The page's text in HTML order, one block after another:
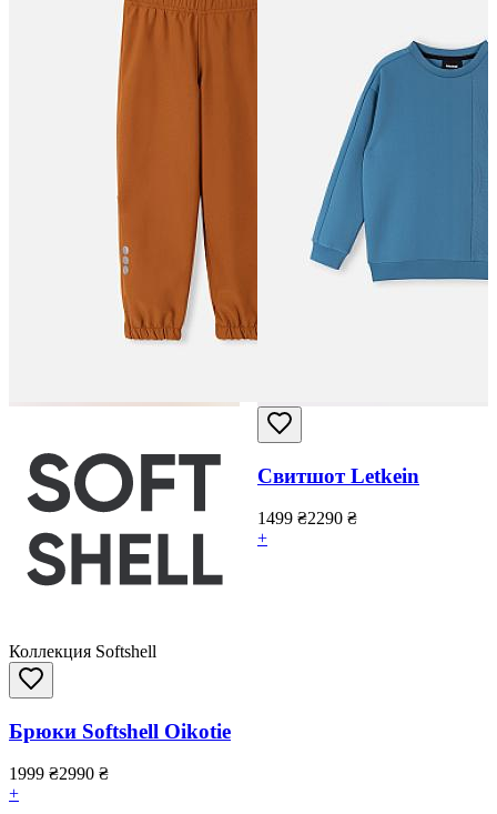
Коллекция Softshell
Брюки Softshell Oikotie
1999 ₴2990 ₴
+
Свитшот Letkein
1499 ₴2290 ₴
+